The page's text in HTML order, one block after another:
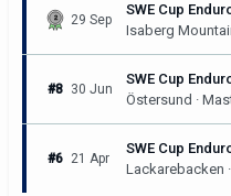
29 Sep
SWE Cup
Isaberg
#8 30 Jun
SWE Cup
Östersund ·
#6 21 Apr
SWE Cup
Lackarebacken